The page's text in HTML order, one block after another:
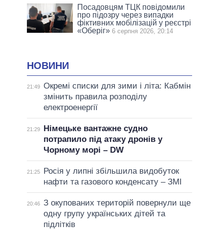
Посадовцям ТЦК повідомили
про підозру через випадки
фіктивних мобілізацій у реєстрі
«Оберіг» 6 серпня 2026, 20:14
НОВИНИ
21:49 Окремі списки для зими і літа: Кабмін
змінить правила розподілу
електроенергії
21:29
Німецьке вантажне судно
потрапило під атаку дронів у
Чорному морі – DW
21:25
Росія у липні збільшила видобуток
нафти та газового конденсату – ЗМІ
20:46 З окупованих територій повернули ще
одну групу українських дітей та
підлітків